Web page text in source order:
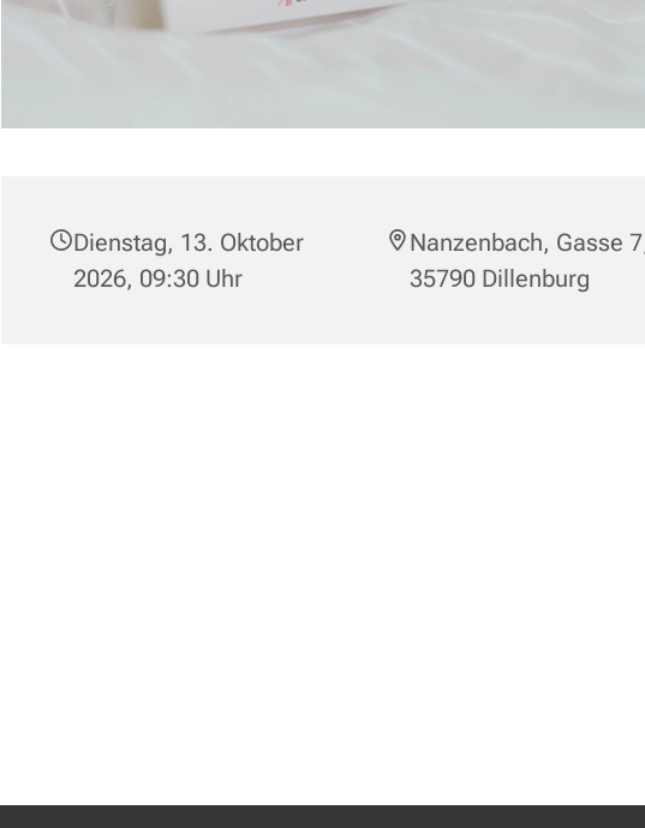
Dienstag, 13. Oktober
2026, 09:30 Uhr
Nanzenbach, Gasse
35790 Dillenburg